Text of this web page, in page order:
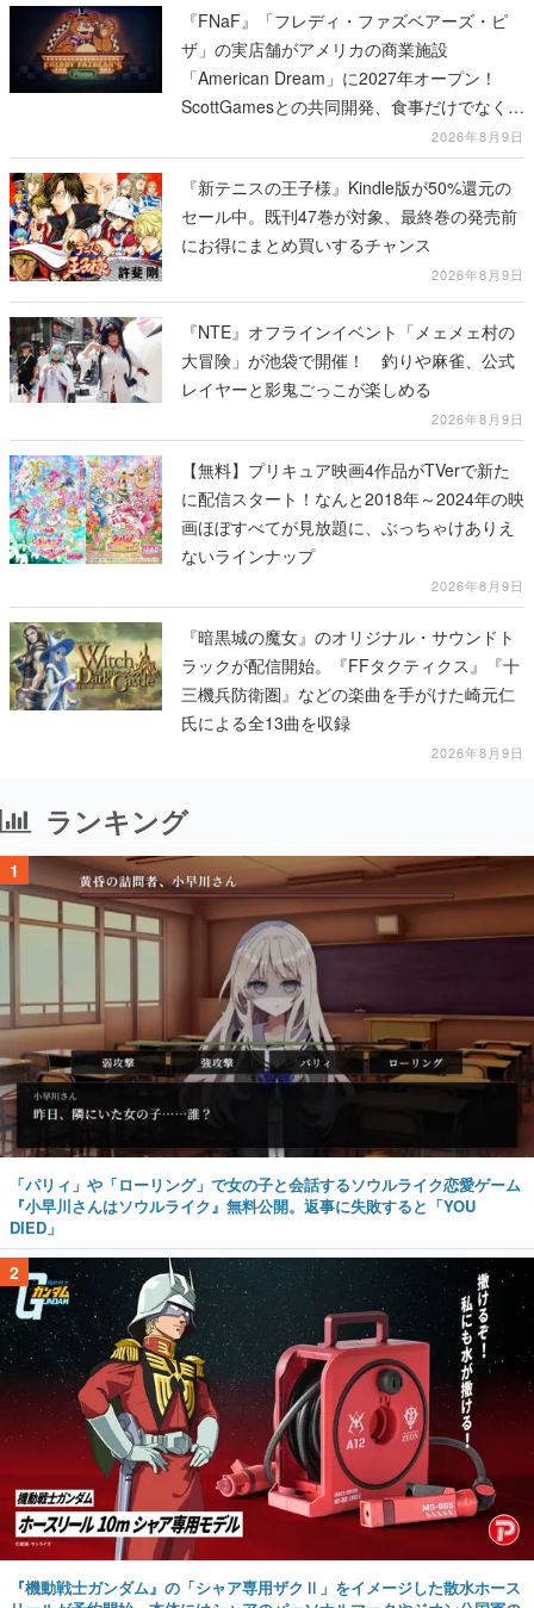
『FNaF』「フレディ・ファズベアーズ・ピ
ザ」の実店舗がアメリカの商業施設
「American Dream」に2027年オープン！
ScottGamesとの共同開発、食事だけでなくス
テージショーや没入型のホラー体験も楽しめ
る
2026年8月9日
『新テニスの王子様』Kindle版が50%還元の
セール中。既刊47巻が対象、最終巻の発売前
にお得にまとめ買いするチャンス
2026年8月9日
『NTE』オフラインイベント「メェメェ村の
大冒険」が池袋で開催！ 釣りや麻雀、公式
レイヤーと影鬼ごっこが楽しめる
2026年8月9日
【無料】プリキュア映画4作品がTVerで新た
に配信スタート！なんと2018年～2024年の映
画ほぼすべてが見放題に、ぶっちゃけありえ
ないラインナップ
2026年8月9日
『暗黒城の魔女』のオリジナル・サウンドト
ラックが配信開始。『FFタクティクス』『十
三機兵防衛圏』などの楽曲を手がけた崎元仁
氏による全13曲を収録
2026年8月9日
ランキング
1
「パリィ」や「ローリング」で女の子と会話するソウルライク恋愛ゲーム
『小早川さんはソウルライク』無料公開。返事に失敗すると「YOU
DIED」
2
『機動戦士ガンダム』の「シャア専用ザクⅡ」をイメージした散水ホース